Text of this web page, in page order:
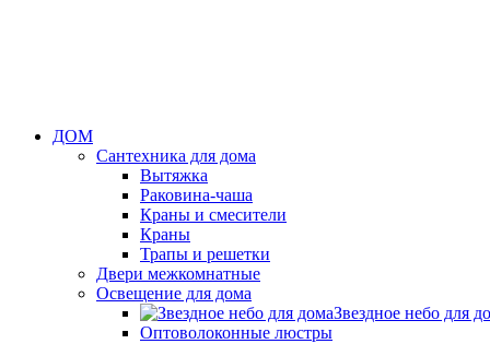
ДОМ
Сантехника для дома
Вытяжка
Раковина-чаша
Краны и смесители
Краны
Трапы и решетки
Двери межкомнатные
Освещение для дома
Звездное небо для
Оптоволоконные люстры